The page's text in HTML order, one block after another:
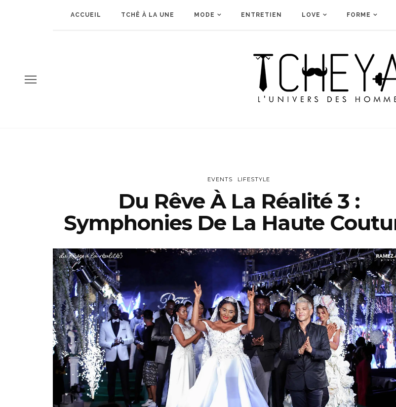
ACCUEIL TCHÊ À LA UNE MODE ENTRETIEN LOVE FORME
EVENTS LIFESTYLE
Du Rêve À La Réalité 3 :
Symphonies De La Haute